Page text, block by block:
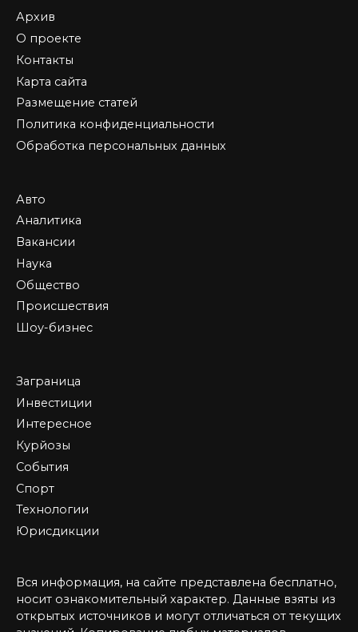
Архив
О проекте
Контакты
Карта сайта
Размещение статей
Политика конфиденциальности
Обработка персональных данных
Авто
Аналитика
Вакансии
Наука
Общество
Происшествия
Шоу-бизнес
Заграница
Инвестиции
Интересное
Курйозы
События
Спорт
Технологии
Юрисдикции
Вся информация, на сайте представлена бесплатно,
носит ознакомительный характер. Данные взяты из
открытых источников и могут отличаться от текущих